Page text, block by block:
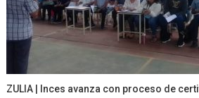
ZULIA | Inces avanza con proceso de